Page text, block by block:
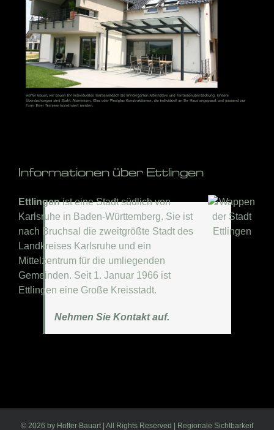
Informationen über Ettlingen
Ettlingenist eine Stadt südlich von
Karlsruhe in Baden-Württemberg. Sie ist
nach Bruchsal die zweitgrößte Stadt des
Landkreises Karlsruhe und ein
Mittelzentrum für die umliegenden
Gemeinden. Seit 1. Januar 1966 ist
Ettlingen eine Große Kreisstadt.
Nehmen Sie Kontakt auf.
© 2026 by Hoffer Bauart | All Rights Reserved | Regionale Sichtbarkeit